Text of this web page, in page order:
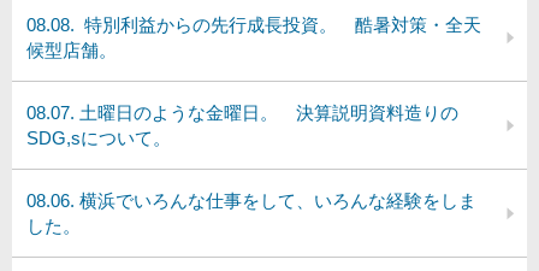
08.08. 特別利益からの先行成長投資。 酷暑対策・全天
候型店舗。
08.07. 土曜日のような金曜日。 決算説明資料造りの
SDG,sについて。
08.06. 横浜でいろんな仕事をして、いろんな経験をしま
した。